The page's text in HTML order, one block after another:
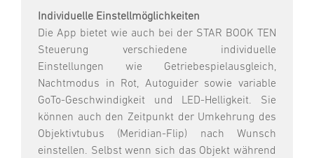
Individuelle Einstellmöglichkeiten
Die App bietet wie auch bei der STAR BOOK TEN
Steuerung verschiedene individuelle
Einstellungen wie Getriebespielausgleich,
Nachtmodus in Rot, Autoguider sowie variable
GoTo-Geschwindigkeit und LED-Helligkeit. Sie
können auch den Zeitpunkt der Umkehrung des
Objektivtubus (Meridian-Flip) nach Wunsch
einstellen. Selbst wenn sich das Objekt während